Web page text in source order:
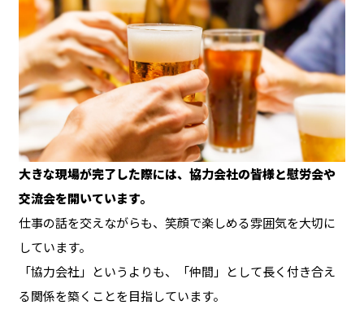
大きな現場が完了した際には、協力会社の皆様と慰労会や
交流会を開いています。
仕事の話を交えながらも、笑顔で楽しめる雰囲気を大切に
しています。
「協力会社」というよりも、「仲間」として長く付き合え
る関係を築くことを目指しています。